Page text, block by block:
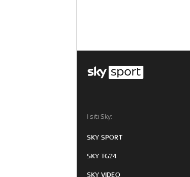
I siti Sky:
SKY SPORT
SKY TG24
SKY VIDEO